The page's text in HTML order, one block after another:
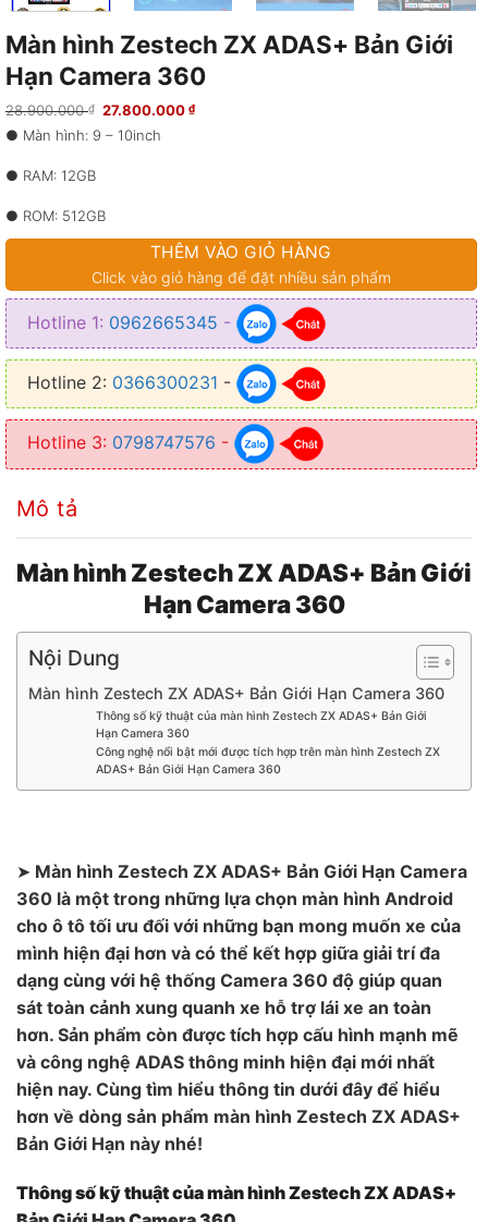
Màn hình Zestech ZX ADAS+ Bản Giới
Hạn Camera 360
28.900.000₫
Giá
là:
27.800.000 ₫Giá
● Màn hình: 9 – 10inch
● RAM: 12GB
● ROM: 512GB
● Hệ điều hành: Android 13
● Độ phân giải: 2000×1200pixel
● Chip: Unisoc – UIS7862S
● Bộ khuếch đại: TAS6424L
● Radio IC: NXP6686+RDS
● CPU: Octa-core 6nm:
● NPU (Chip Xử Lý AI): 8 TOPS
THÊM VÀO GIỎ HÀNG
Click vào giỏ hàng để đặt nhiều sản phẩm
Hotline 1: 0962665345 -
Hotline 2: 0366300231 -
Hotline 3: 0798747576 -
Mô tả
Màn hình Zestech ZX ADAS+ Bản Giới
Hạn Camera 360
Nội Dung
Màn hình Zestech ZX ADAS+ Bản Giới Hạn Camera 360
Thông số kỹ thuật của màn hình Zestech ZX ADAS+ Bản Giới
Hạn Camera 360
Công nghệ nổi bật mới được tích hợp trên màn hình Zestech ZX
ADAS+ Bản Giới Hạn Camera 360
➤ Màn hình Zestech ZX ADAS+ Bản Giới Hạn Camera
360 là một trong những lựa chọn màn hình Android
cho ô tô tối ưu đối với những bạn mong muốn xe của
mình hiện đại hơn và có thể kết hợp giữa giải trí đa
dạng cùng với hệ thống Camera 360 độ giúp quan
sát toàn cảnh xung quanh xe hỗ trợ lái xe an toàn
hơn. Sản phẩm còn được tích hợp cấu hình mạnh mẽ
và công nghệ ADAS thông minh hiện đại mới nhất
hiện nay. Cùng tìm hiểu thông tin dưới đây để hiểu
hơn về dòng sản phẩm màn hình Zestech ZX ADAS+
Bản Giới Hạn này nhé!
Thông số kỹ thuật của màn hình Zestech ZX ADAS+